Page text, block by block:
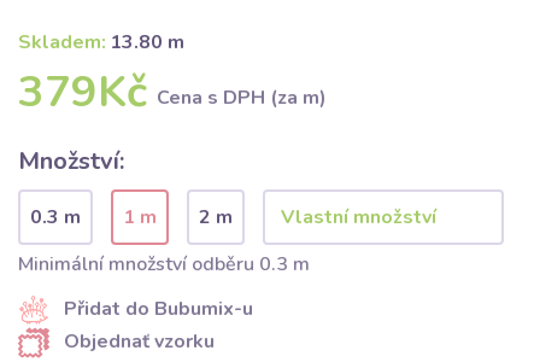
Skladem: 13.80 m
379Kč Cena s DPH (za m)
Množství:
0.3 m 1 m
2 m
Minimální množství odběru 0.3 m
Přidat do Bubumix-u
Objednať vzorku